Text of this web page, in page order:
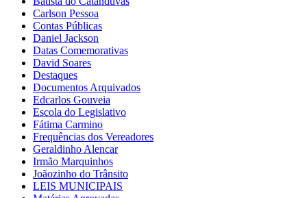
Carlson Pessoa
Contas Públicas
Daniel Jackson
Datas Comemorativas
David Soares
Destaques
Documentos Arquivados
Edcarlos Gouveia
Escola do Legislativo
Fátima Carmino
Frequências dos Vereadores
Geraldinho Alencar
Irmão Marquinhos
Joãozinho do Trânsito
LEIS MUNICIPAIS